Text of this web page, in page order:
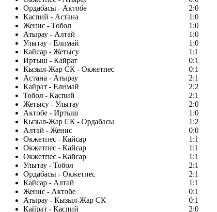
Ордабасы - Актобе
2:0
Каспий - Астана
1:0
Женис - Тобол
1:0
Атырау - Алтай
1:0
Улытау - Елимай
1:0
Кайсар - Жетысу
1:1
Иртыш - Кайрат
0:1
Кызыл-Жар СК - Окжетпес
0:1
Астана - Атырау
2:1
Кайрат - Елимай
2:2
Тобол - Каспий
2:1
Жетысу - Улытау
2:0
Актобе - Иртыш
1:0
Кызыл-Жар СК - Ордабасы
1:2
Алтай - Женис
0:0
Окжетпес - Кайсар
1:1
Окжетпес - Кайсар
1:1
Окжетпес - Кайсар
1:1
Улытау - Тобол
2:1
Ордабасы - Окжетпес
2:1
Кайсар - Алтай
1:1
Женис - Актобе
0:1
Атырау - Кызыл-Жар СК
0:1
Кайрат - Каспий
2:0